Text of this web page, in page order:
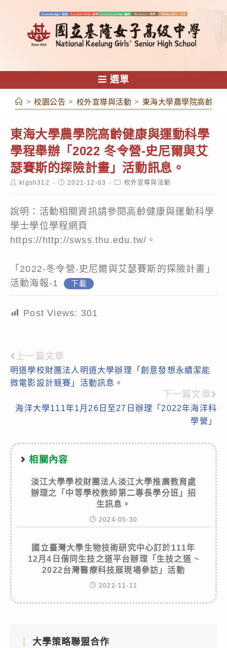
容
選單
> 校園公告 > 校外宣導與活動 > 東海大學農學院高齡健
東海大學農學院高齡健康與運動科學
學程舉辦「2022 冬令營-史尼爾與艾
瑟賽斯的探險計畫」活動訊息。
Postklgsh312
Post2021-12-03
Post校外宣導與活動
說明：活動相關資訊請參閱高齡健康與運動科學
學士學位學程網頁
https://http://swss.thu.edu.tw/。
「2022-冬令營-史尼爾與艾瑟賽斯的探險計畫」
活動海報-1
下載
Post Views: 301
Read
more
上一篇文章
明道學校財團法人明道大學辦理「創意發想永續潔能
微電影設計競賽」活動訊息。
下一篇文章
海洋大學111年1月26日至27日辦理「2022年海洋科
學營」
相關內容
淡江大學學校財團法人淡江大學推廣教育處
辦理之「中等學校教師第二專長學分班」招
生訊息。
2024-05-30
國立臺灣大學生物技術研究中心訂於111年
12月4日偕同生技之道平台辦理「生技之道 ~
2022台灣醫療科技展現場參訪」活動
2022-11-11
大學策略聯盟合作